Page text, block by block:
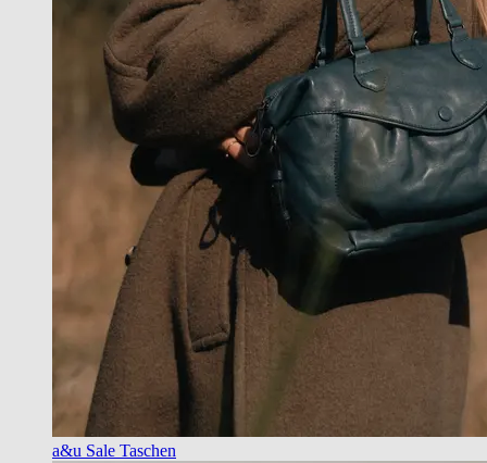
a&u Sale Taschen